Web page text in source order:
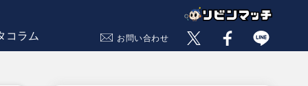
コラム お問い合わせ